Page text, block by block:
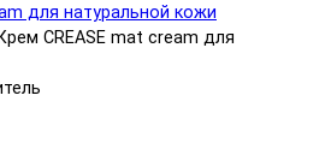
CREASE mat cream для